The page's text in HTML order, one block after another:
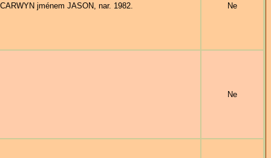
jménem JASON, nar. 1982. Ne
Ne